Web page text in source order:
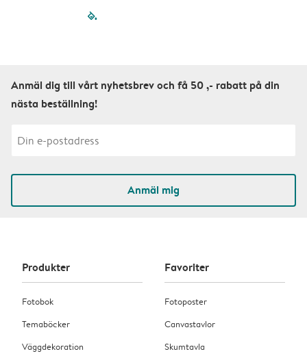
filled-pagination
Anmäl dig till vårt nyhetsbrev och få 50 ,- rabatt på din
nästa beställning!
Anmäl mig
Produkter
Fotobok
Temaböcker
Väggdekoration
Favoriter
Fotoposter
Canvastavlor
Skumtavla